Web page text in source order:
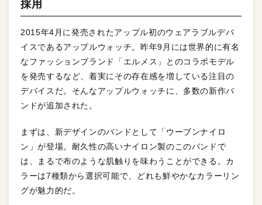
採用
2015年4月に発売されたアップル初のウェアラブルデバ
イスであるアップルウォッチ。昨年9月には世界的に有名
なファッションブランド「エルメス」とのコラボモデル
を発売するなど、着実にその存在感を増している注目の
デバイスだ。そんなアップルウォッチに、多数の新作バ
ンドが追加された。
まずは、新デザインのバンドとして「ウーブンナイロ
ン」が登場。耐久性の高いナイロン製のこのバンドで
は、まるで布のような肌触りを味わうことができる。カ
ラーは7種類から選択可能で、どれも鮮やかなカラーリン
グが魅力的だ。